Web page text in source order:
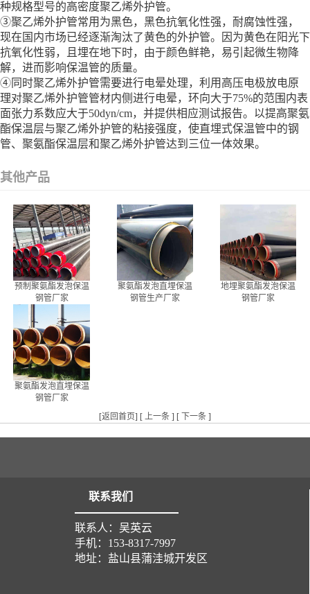
种规格型号的高密度聚乙烯外护管。
③聚乙烯外护管常用为黑色，黑色抗氧化性强，耐腐蚀性强，
现在国内市场已经逐渐淘汰了黄色的外护管。因为黄色在阳光下
抗氧化性弱，且埋在地下时，由于颜色鲜艳，易引起微生物降
解，进而影响保温管的质量。
④同时聚乙烯外护管需要进行电晕处理，利用高压电极放电原
理对聚乙烯外护管管材内侧进行电晕，环向大于75%的范围内表
面张力系数应大于50dyn/cm，并提供相应测试报告。以提高聚氨
酯保温层与聚乙烯外护管的粘接强度，使直埋式保温管中的钢
管、聚氨酯保温层和聚乙烯外护管达到三位一体效果。
其他产品
预制聚氨酯发泡保温
钢管厂家
聚氨酯发泡直埋保温
钢管生产厂家
地埋聚氨酯发泡保温
钢管厂家
聚氨酯发泡直埋保温
钢管厂家
[返回首页] [ 上一条 ] [ 下一条 ]
联系我们
联系人：吴英云
手机：153-8317-7997
地址：盐山县蒲洼城开发区